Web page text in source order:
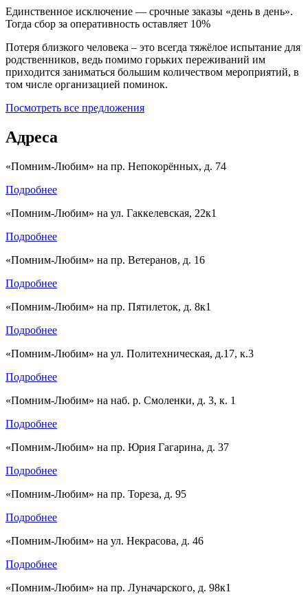
Единственное исключение — срочные заказы «день в день».
Тогда сбор за оперативность оставляет 10%
Потеря близкого человека – это всегда тяжёлое испытание для
родственников, ведь помимо горьких переживаний им
приходится заниматься большим количеством мероприятий, в
том числе организацией поминок.
Посмотреть все предложения
Адреса
«Помним-Любим» на пр. Непокорённых, д. 74
Подробнее
«Помним-Любим» на ул. Гаккелевская, 22к1
Подробнее
«Помним-Любим» на пр. Ветеранов, д. 16
Подробнее
«Помним-Любим» на пр. Пятилеток, д. 8к1
Подробнее
«Помним-Любим» на ул. Политехническая, д.17, к.3
Подробнее
«Помним-Любим» на наб. р. Смоленки, д. 3, к. 1
Подробнее
«Помним-Любим» на пр. Юрия Гагарина, д. 37
Подробнее
«Помним-Любим» на пр. Тореза, д. 95
Подробнее
«Помним-Любим» на ул. Некрасова, д. 46
Подробнее
«Помним-Любим» на пр. Луначарского, д. 98к1